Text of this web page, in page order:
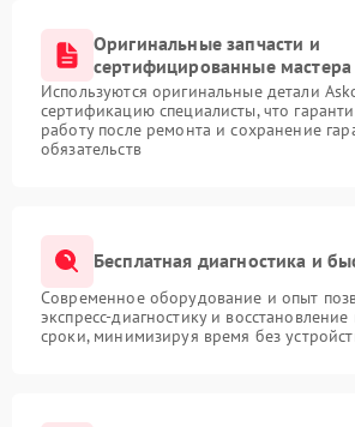
Оригинальные запчасти и
сертифицированные мастера
Используются оригинальные детали
сертификацию специалисты, что
работу после ремонта и сохранение
обязательств
Бесплатная диагностика и
Современное оборудование и опыт
экспресс-диагностику и
сроки, минимизируя время без